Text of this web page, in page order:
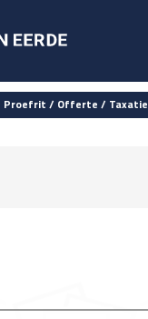
Proefrit / Offerte / Taxatie